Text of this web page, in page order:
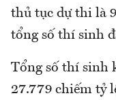
thủ tục dự thi là
tổng số thí sinh
Tổng số thí sinh
27.779 chiếm tỷ